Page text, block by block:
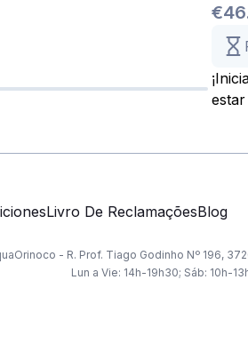
Livro De ReclamaçõesBlog
- R. Prof. Tiago Godinho Nº 196,
Lun a Vie: 14h-19h30; Sáb: 10h-